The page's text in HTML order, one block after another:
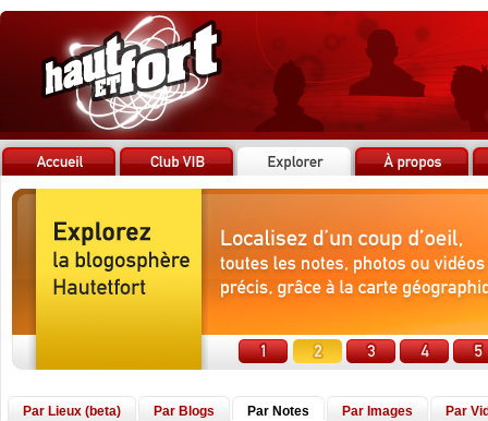
Par Lieux (beta) Par Blogs Par Notes Par Images Par